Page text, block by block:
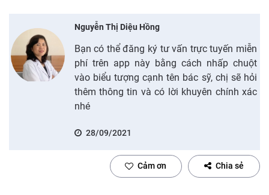
Nguyễn Thị Diệu Hồng
Bạn có thể đăng ký tư vấn trực tuyến miễn
phí trên app này bằng cách nhấp chuột
vào biểu tượng cạnh tên bác sỹ, chị sẽ hỏi
thêm thông tin và có lời khuyên chính xác
nhé
28/09/2021
Cảm ơn Chia sẻ